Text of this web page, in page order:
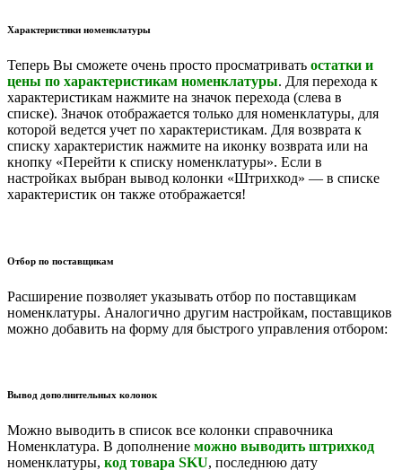
Характеристики номенклатуры
Теперь Вы сможете очень просто просматривать остатки и
цены по характеристикам номенклатуры. Для перехода к
характеристикам нажмите на значок перехода (слева в
списке). Значок отображается только для номенклатуры, для
которой ведется учет по характеристикам. Для возврата к
списку характеристик нажмите на иконку возврата или на
кнопку «Перейти к списку номенклатуры». Если в
настройках выбран вывод колонки «Штрихкод» — в списке
характеристик он также отображается!
Отбор по поставщикам
Расширение позволяет указывать отбор по поставщикам
номенклатуры. Аналогично другим настройкам, поставщиков
можно добавить на форму для быстрого управления отбором:
Вывод дополнительных колонок
Можно выводить в список все колонки справочника
Номенклатура. В дополнение можно выводить штрихкод
номенклатуры, код товара SKU, последнюю дату